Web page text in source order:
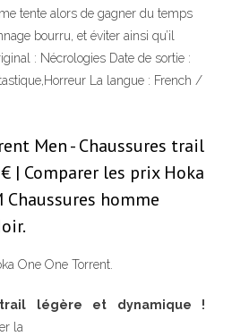
tente alors de gagner du temps
bourru, et éviter ainsi qu’il
: Nécrologies Date de sortie :
La langue : French /
Men - Chaussures trail
| Comparer les prix Hoka
Chaussures homme
One One Torrent.
légère et dynamique !
la